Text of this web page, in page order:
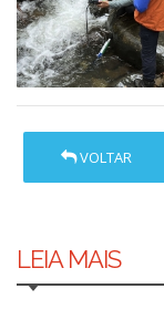
VOLTAR
LEIA MAIS